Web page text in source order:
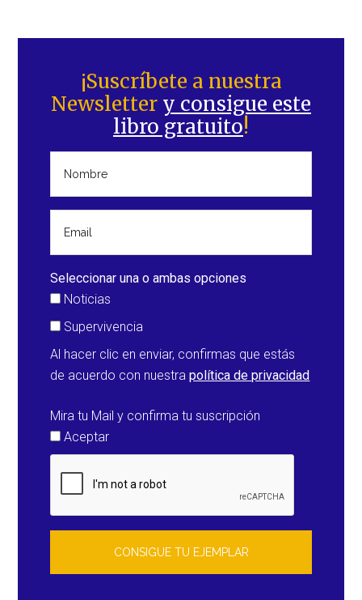
lateral
principal
¡Suscríbete a nuestra
Newsletter y consigue este
libro gratuito!
Seleccionar una o ambas opciones
Noticias
Supervivencia
Al hacer clic en enviar, confirmas que estás
de acuerdo con nuestrapolítica de privacidad
Mira tu Mail y confirma tu suscripción
Aceptar